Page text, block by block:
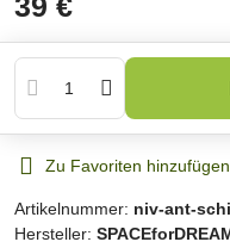
39 €
Zu Favoriten hinzufügen
Artikelnummer: niv-ant-
Hersteller: